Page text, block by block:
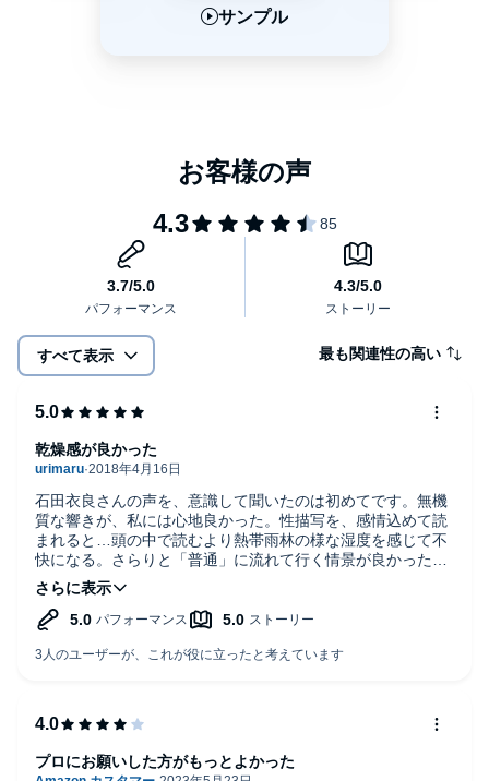
サンプル
すべて表示 最も関連性の高い
石田衣良さんの声を、意識して聞いたのは初めてです。無機
質な響きが、私には心地良かった。性描写を、感情込めて読
まれると…頭の中で読むより熱帯雨林の様な湿度を感じて不
快になる。さらりと「普通」に流れて行く情景が良かった。
最後まで、とても面白かったです。
乾燥感が良かった
プロにお願いした方がもっとよかった